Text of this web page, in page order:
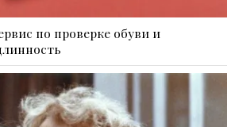
по проверке обуви и